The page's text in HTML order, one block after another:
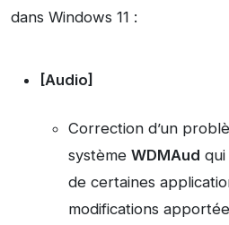
dans Windows 11 :
[Audio]
Correction d’un
système WDMAud
de certaines
modifications